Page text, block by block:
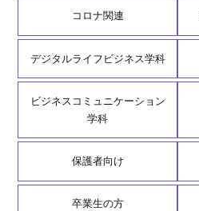
コロナ関連
デジタルライフビジネス学科
ビジネスコミュニケーション
学科
保護者向け
卒業生の方